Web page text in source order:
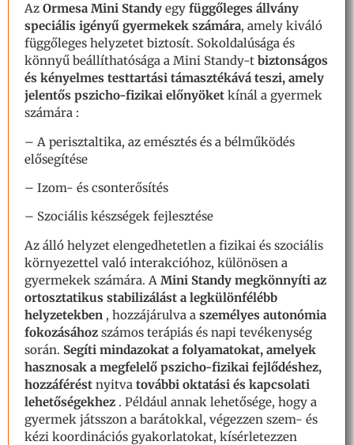
Az Ormesa Mini Standy egy függőleges állvány
speciális igényű gyermekek számára, amely kiváló
függőleges helyzetet biztosít. Sokoldalúsága és
könnyű beállíthatósága a Mini Standy-t biztonságos
és kényelmes testtartási támasztékává teszi, amely
jelentős pszicho-fizikai előnyöket kínál a gyermek
számára :
– A perisztaltika, az emésztés és a bélműködés
elősegítése
– Izom- és csonterősítés
– Szociális készségek fejlesztése
Az álló helyzet elengedhetetlen a fizikai és szociális
környezettel való interakcióhoz, különösen a
gyermekek számára. A Mini Standy megkönnyíti az
ortosztatikus stabilizálást a legkülönfélébb
helyzetekben , hozzájárulva a személyes autonómia
fokozásához számos terápiás és napi tevékenység
során. Segíti mindazokat a folyamatokat, amelyek
hasznosak a megfelelő pszicho-fizikai fejlődéshez,
hozzáférést nyitva további oktatási és kapcsolati
lehetőségekhez . Például annak lehetősége, hogy a
gyermek játsszon a barátokkal, végezzen szem- és
kézi koordinációs gyakorlatokat, kísérletezzen